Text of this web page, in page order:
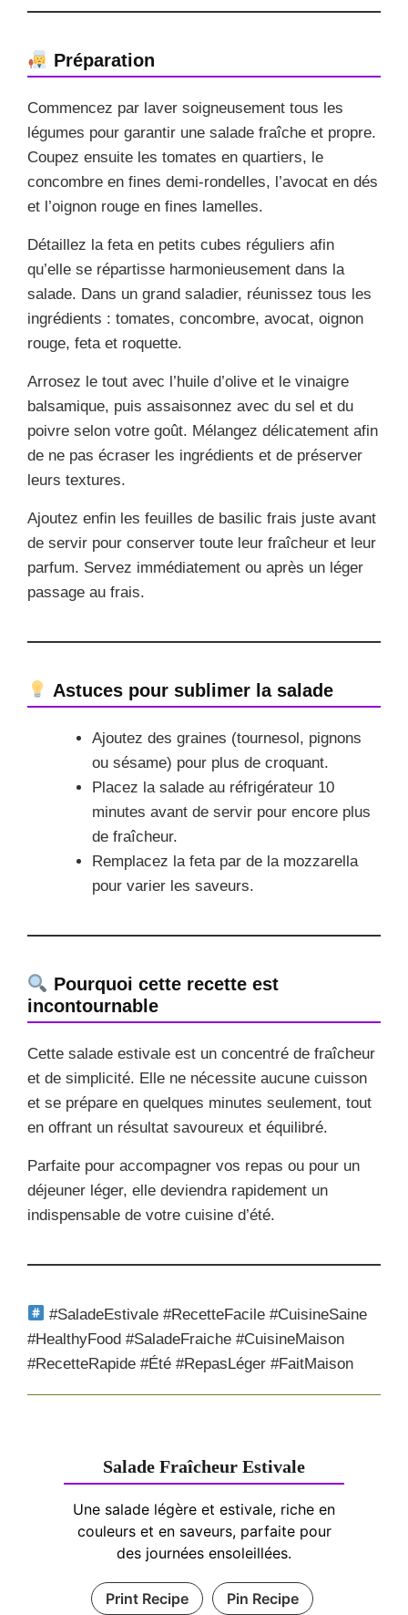
Préparation
Commencez par laver soigneusement tous les
légumes pour garantir une salade fraîche et propre.
Coupez ensuite les tomates en quartiers, le
concombre en fines demi-rondelles, l’avocat en dés
et l’oignon rouge en fines lamelles.
Détaillez la feta en petits cubes réguliers afin
qu’elle se répartisse harmonieusement dans la
salade. Dans un grand saladier, réunissez tous les
ingrédients : tomates, concombre, avocat, oignon
rouge, feta et roquette.
Arrosez le tout avec l’huile d’olive et le vinaigre
balsamique, puis assaisonnez avec du sel et du
poivre selon votre goût. Mélangez délicatement afin
de ne pas écraser les ingrédients et de préserver
leurs textures.
Ajoutez enfin les feuilles de basilic frais juste avant
de servir pour conserver toute leur fraîcheur et leur
parfum. Servez immédiatement ou après un léger
passage au frais.
Astuces pour sublimer la salade
Ajoutez des graines (tournesol, pignons
ou sésame) pour plus de croquant.
Placez la salade au réfrigérateur 10
minutes avant de servir pour encore plus
de fraîcheur.
Remplacez la feta par de la mozzarella
pour varier les saveurs.
Pourquoi cette recette est
incontournable
Cette salade estivale est un concentré de fraîcheur
et de simplicité. Elle ne nécessite aucune cuisson
et se prépare en quelques minutes seulement, tout
en offrant un résultat savoureux et équilibré.
Parfaite pour accompagner vos repas ou pour un
déjeuner léger, elle deviendra rapidement un
indispensable de votre cuisine d’été.
#SaladeEstivale #RecetteFacile #CuisineSaine
#HealthyFood #SaladeFraiche #CuisineMaison
#RecetteRapide #Été #RepasLéger #FaitMaison
Salade Fraîcheur Estivale
Une salade légère et estivale, riche en
couleurs et en saveurs, parfaite pour
des journées ensoleillées.
Print Recipe Pin Recipe